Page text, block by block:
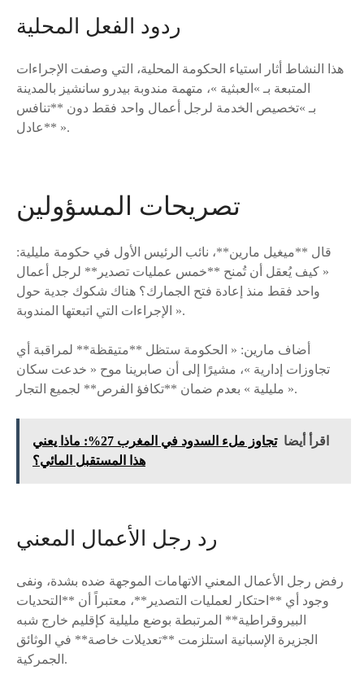
ردود الفعل المحلية
هذا النشاط أثار استياء الحكومة المحلية، التي وصفت الإجراءات
المتبعة بـ »العبثية »، متهمة مندوبة بيدرو سانشيز بالمدينة
بـ »تخصيص الخدمة لرجل أعمال واحد فقط دون **تنافس
عادل** ».
تصريحات المسؤولين
قال **ميغيل مارين**، نائب الرئيس الأول في حكومة مليلية:
« كيف يُعقل أن تُمنح **خمس عمليات تصدير** لرجل أعمال
واحد فقط منذ إعادة فتح الجمارك؟ هناك شكوك جدية حول
الإجراءات التي اتبعتها المندوبة ».
أضاف مارين: « الحكومة ستظل **متيقظة** لمراقبة أي
تجاوزات إدارية »، مشيرًا إلى أن صابرينا موح « خدعت سكان
مليلية » بعدم ضمان **تكافؤ الفرص** لجميع التجار ».
اقرأ أيضا
تجاوز ملء السدود في المغرب 27%: ماذا يعني
هذا المستقبل المائي؟
رد رجل الأعمال المعني
رفض رجل الأعمال المعني الاتهامات الموجهة ضده بشدة، ونفى
وجود أي **احتكار لعمليات التصدير**، معتبراً أن **التحديات
البيروقراطية** المرتبطة بوضع مليلية كإقليم خارج شبه
الجزيرة الإسبانية استلزمت **تعديلات خاصة** في الوثائق
الجمركية.